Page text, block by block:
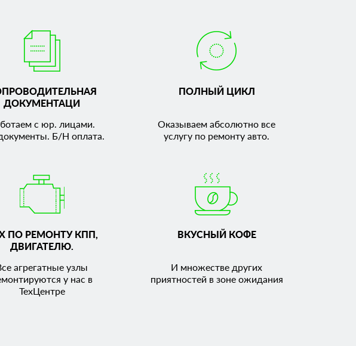
ДОКУМЕНТАЦИ
с юр. лицами.
Б/Н оплата.
ПОЛНЫЙ ЦИКЛ
Оказываем абсолютно все
услугу по ремонту авто.
ПО РЕМОНТУ КПП,
ДВИГАТЕЛЮ.
агрегатные узлы
у нас в
ТехЦентре
ВКУСНЫЙ КОФЕ
И множестве других
приятностей в зоне ожидания